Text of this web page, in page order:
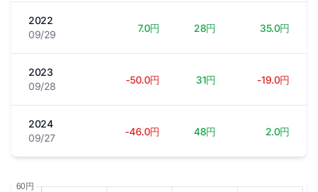
2022
09/29
7.0円 28円 35.0円
2023
09/28
-50.0円 31円 -19.0円
2024
09/27
-46.0円 48円 2.0円